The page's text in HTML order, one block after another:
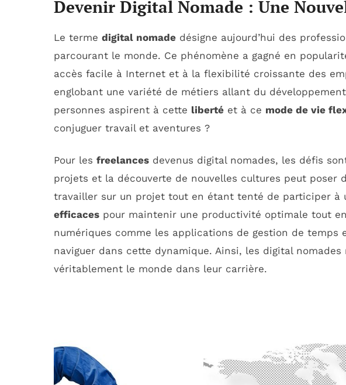
Devenir Digital Nomade : Une
Le terme digital nomade désigne aujourd’hui des
parcourant le monde. Ce phénomène a gagné en
accès facile à Internet et à la flexibilité croissante des
englobant une variété de métiers allant du
personnes aspirent à cette liberté et à ce mode de vie
conjuguer travail et aventures ?
Pour les freelances devenus digital nomades, les défis
projets et la découverte de nouvelles cultures peut poser
travailler sur un projet tout en étant tenté de participer à
efficaces pour maintenir une productivité optimale tout
numériques comme les applications de gestion de
naviguer dans cette dynamique. Ainsi, les digital
véritablement le monde dans leur carrière.